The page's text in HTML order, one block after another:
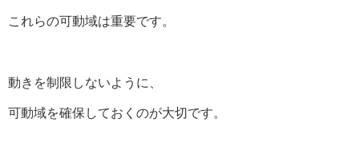
これらの可動域は重要です。
動きを制限しないように、
可動域を確保しておくのが大切です。